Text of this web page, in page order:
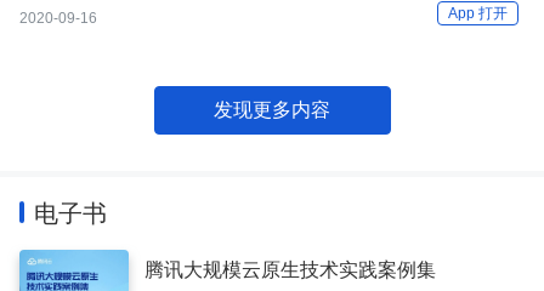
2020-09-16 App 打开
发现更多内容
电子书
腾讯大规模云原生技术实践案例集